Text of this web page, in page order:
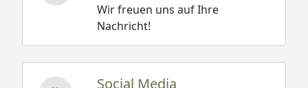
Wir freuen uns auf Ihre
Nachricht!
Social Media